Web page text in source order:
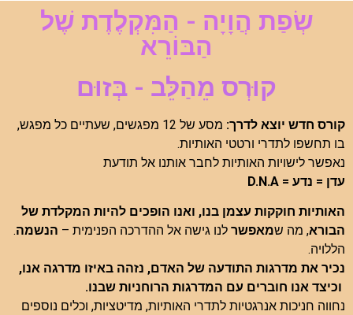
שְׂפַת הֲוָיָה - הַמִּקְלֶדֶת שֶׁל
הַבּוֹרֵא
קוּרְס מֵהַלֵּב - בְּזוּם
קורס חדש יוצא לדרך: מסע של 12 מפגשים, שעתיים כל מפגש,
בו תחשפו לתדרי ורטטי האותיות.
נאפשר לישויות האותיות לחבר אותנו אל תודעת
עדן = נדע = D.N.A
האותיות חוקקות עצמן בנו, ואנו הופכים להיות המקלדת של
הבורא, מה שמאפשר לנו גישה אל ההדרכה הפנימית – הנשמה.
הללויה.
נכיר את מדרגות התודעה של האדם, נזהה באיזו מדרגה אנו,
וכיצד אנו חוברים עם המדרגות הרוחניות שבנו.
נחווה חניכות אנרגטיות לתדרי האותיות, מדיטציות, וכלים נוספים